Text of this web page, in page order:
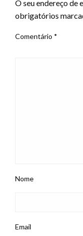
O seu endereço de
obrigatórios
Comentário *
Nome
Email